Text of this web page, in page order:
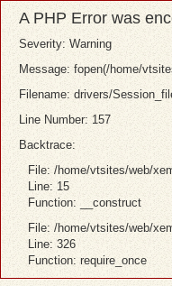
A PHP Error was
Severity: Warning
Message: fopen(/home/
Filename: drivers/
Line Number: 157
Backtrace:
File: /home/vtsites/web/
Line: 15
Function: __construct
File: /home/vtsites/web/
Line: 326
Function: require_once